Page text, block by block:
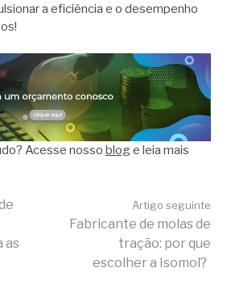
a eficiência e o desempenho
Acesse nosso bloge leia mais
as
Artigo seguinte
Fabricante de molas de
tração: por que
escolher a Isomol?